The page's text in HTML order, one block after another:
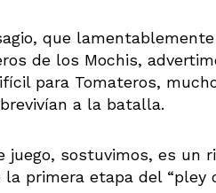
que
de los Mochis,
para Tomateros,
a la batalla.
juego, sostuvimos, es un
primera etapa del “pley